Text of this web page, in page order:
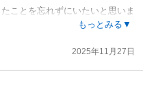
ことを忘れずにいたいと思いま
もっとみる▼
2025年11月27日